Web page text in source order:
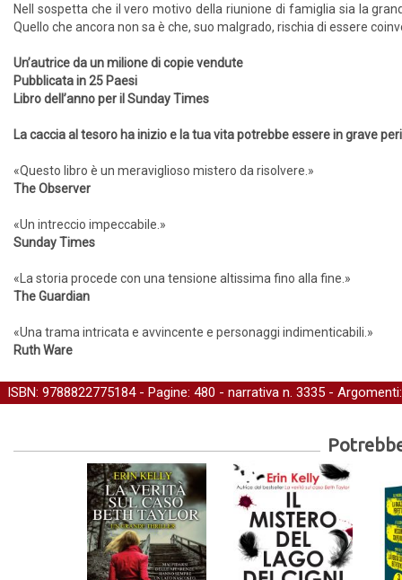
Nell sospetta che il vero motivo della riunione di famiglia sia la
Quello che ancora non sa è che, suo malgrado, rischia di essere
Un’autrice da un milione di copie vendute
Pubblicata in 25 Paesi
Libro dell’anno per il Sunday Times
La caccia al tesoro ha inizio e la tua vita potrebbe essere in grave
«Questo libro è un meraviglioso mistero da risolvere.»
The Observer
«Un intreccio impeccabile.»
Sunday Times
«La storia procede con una tensione altissima fino alla fine.»
The Guardian
«Una trama intricata e avvincente e personaggi indimenticabili.»
Ruth Ware
ISBN: 9788822775184 - Pagine: 480 - narrativa n. 3335 -